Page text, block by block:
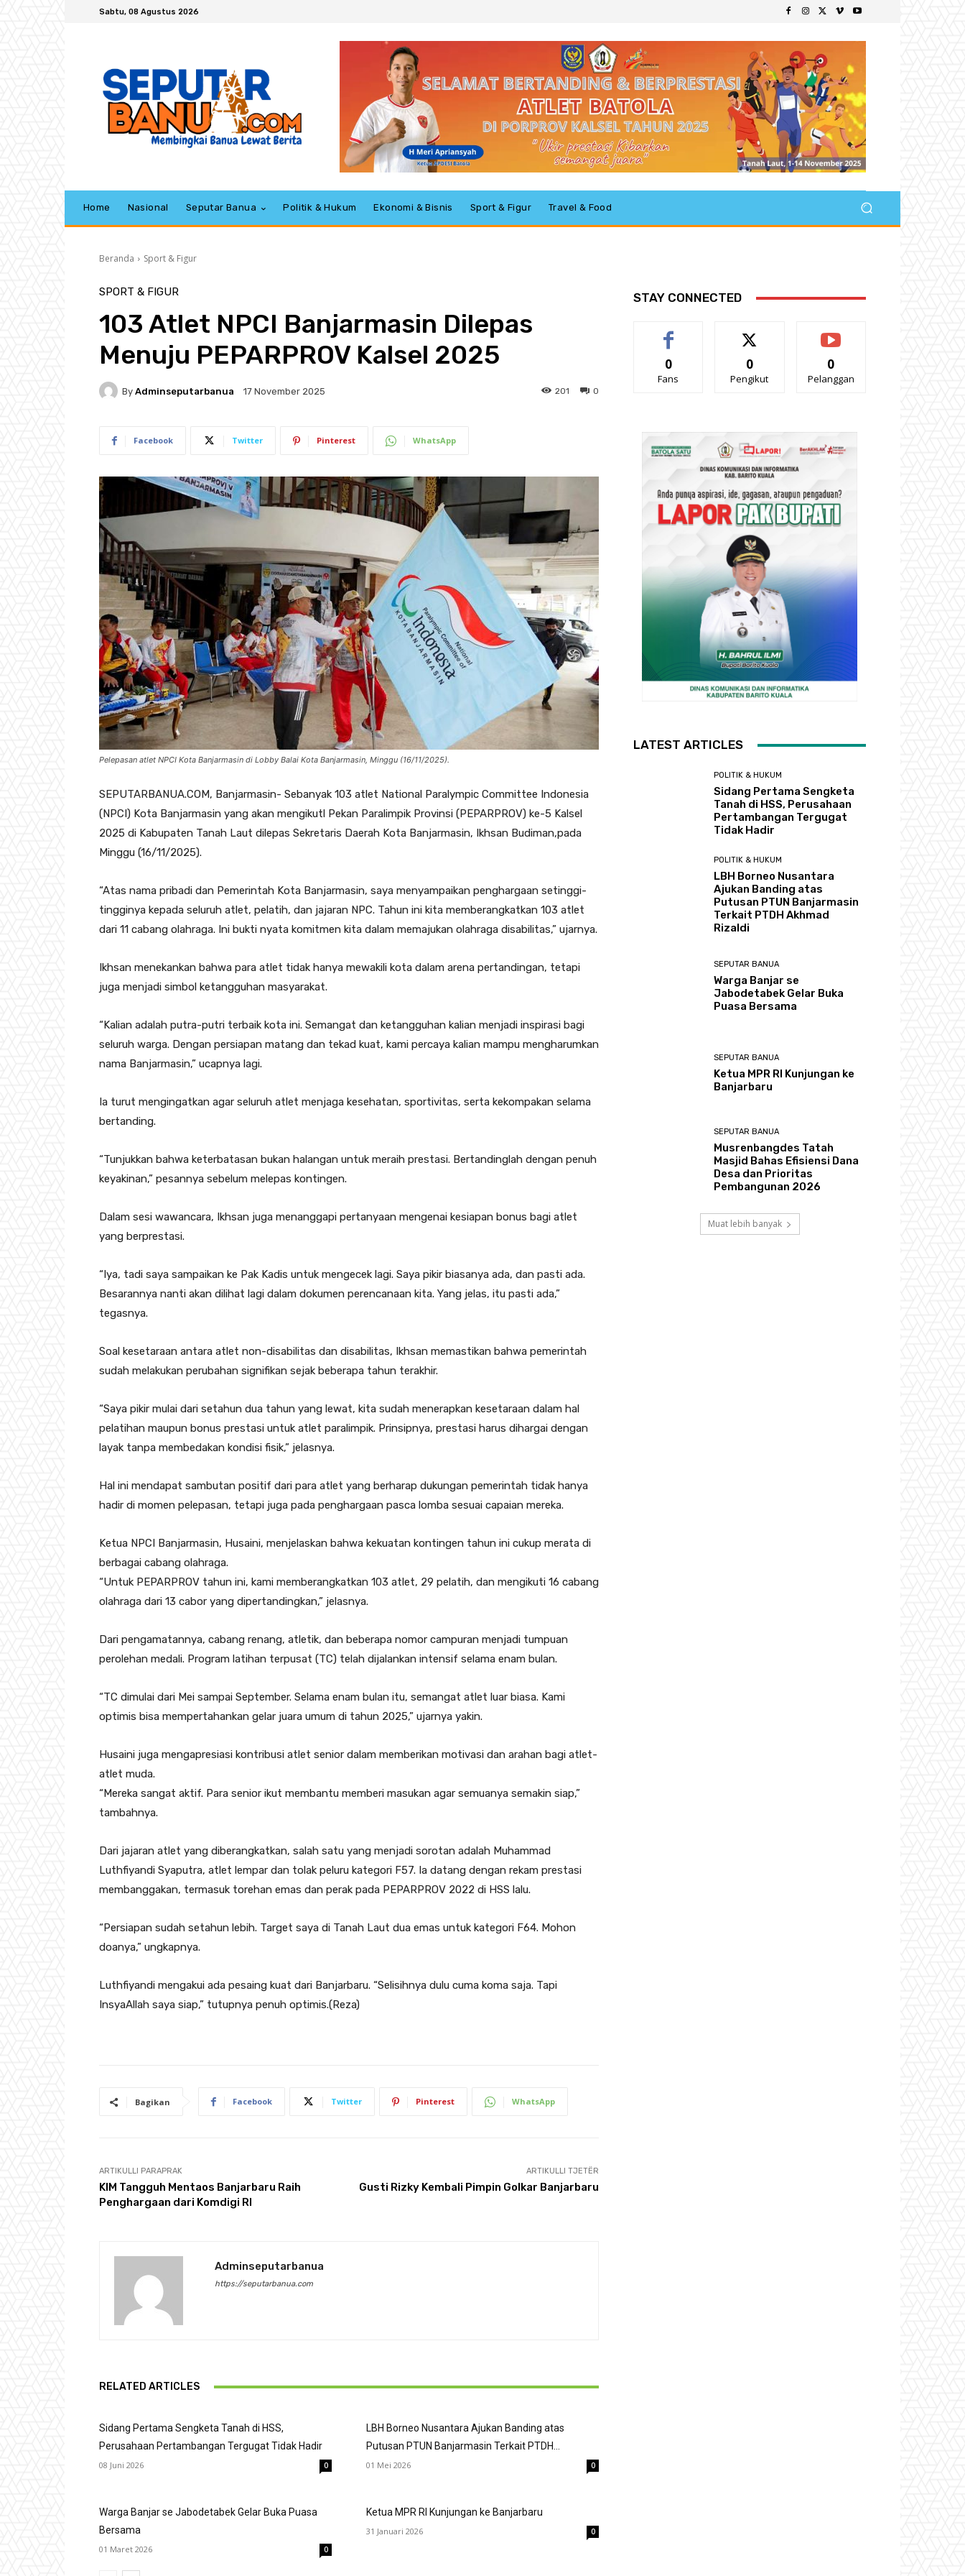
Sabtu, 08 Agustus 2026
Home Nasional Seputar Banua Politik & Hukum Ekonomi & Bisnis Sport & Figur Travel & Food
Beranda Sport & Figur
SPORT & FIGUR
103 Atlet NPCI Banjarmasin Dilepas
Menuju PEPARPROV Kalsel 2025
By Adminseputarbanua 17 November 2025 0
201
Facebook Twitter Pinterest WhatsApp
Pelepasan atlet NPCI Kota Banjarmasin di Lobby Balai Kota Banjarmasin, Minggu (16/11/2025).
SEPUTARBANUA.COM, Banjarmasin- Sebanyak 103 atlet National Paralympic Committee Indonesia
(NPCI) Kota Banjarmasin yang akan mengikutl Pekan Paralimpik Provinsi (PEPARPROV) ke-5 Kalsel
2025 di Kabupaten Tanah Laut dilepas Sekretaris Daerah Kota Banjarmasin, Ikhsan Budiman,pada
Minggu (16/11/2025).
“Atas nama pribadi dan Pemerintah Kota Banjarmasin, saya menyampaikan penghargaan setinggi-
tingginya kepada seluruh atlet, pelatih, dan jajaran NPC. Tahun ini kita memberangkatkan 103 atlet
dari 11 cabang olahraga. Ini bukti nyata komitmen kita dalam memajukan olahraga disabilitas,” ujarnya.
Ikhsan menekankan bahwa para atlet tidak hanya mewakili kota dalam arena pertandingan, tetapi
juga menjadi simbol ketangguhan masyarakat.
“Kalian adalah putra-putri terbaik kota ini. Semangat dan ketangguhan kalian menjadi inspirasi bagi
seluruh warga. Dengan persiapan matang dan tekad kuat, kami percaya kalian mampu mengharumkan
nama Banjarmasin,” ucapnya lagi.
Ia turut mengingatkan agar seluruh atlet menjaga kesehatan, sportivitas, serta kekompakan selama
bertanding.
“Tunjukkan bahwa keterbatasan bukan halangan untuk meraih prestasi. Bertandinglah dengan penuh
keyakinan,” pesannya sebelum melepas kontingen.
Dalam sesi wawancara, Ikhsan juga menanggapi pertanyaan mengenai kesiapan bonus bagi atlet
yang berprestasi.
“Iya, tadi saya sampaikan ke Pak Kadis untuk mengecek lagi. Saya pikir biasanya ada, dan pasti ada.
Besarannya nanti akan dilihat lagi dalam dokumen perencanaan kita. Yang jelas, itu pasti ada,”
tegasnya.
Soal kesetaraan antara atlet non-disabilitas dan disabilitas, Ikhsan memastikan bahwa pemerintah
sudah melakukan perubahan signifikan sejak beberapa tahun terakhir.
“Saya pikir mulai dari setahun dua tahun yang lewat, kita sudah menerapkan kesetaraan dalam hal
pelatihan maupun bonus prestasi untuk atlet paralimpik. Prinsipnya, prestasi harus dihargai dengan
layak tanpa membedakan kondisi fisik,” jelasnya.
Hal ini mendapat sambutan positif dari para atlet yang berharap dukungan pemerintah tidak hanya
hadir di momen pelepasan, tetapi juga pada penghargaan pasca lomba sesuai capaian mereka.
Ketua NPCI Banjarmasin, Husaini, menjelaskan bahwa kekuatan kontingen tahun ini cukup merata di
berbagai cabang olahraga.
“Untuk PEPARPROV tahun ini, kami memberangkatkan 103 atlet, 29 pelatih, dan mengikuti 16 cabang
olahraga dari 13 cabor yang dipertandingkan,” jelasnya.
Dari pengamatannya, cabang renang, atletik, dan beberapa nomor campuran menjadi tumpuan
perolehan medali. Program latihan terpusat (TC) telah dijalankan intensif selama enam bulan.
“TC dimulai dari Mei sampai September. Selama enam bulan itu, semangat atlet luar biasa. Kami
optimis bisa mempertahankan gelar juara umum di tahun 2025,” ujarnya yakin.
Husaini juga mengapresiasi kontribusi atlet senior dalam memberikan motivasi dan arahan bagi atlet-
atlet muda.
“Mereka sangat aktif. Para senior ikut membantu memberi masukan agar semuanya semakin siap,”
tambahnya.
Dari jajaran atlet yang diberangkatkan, salah satu yang menjadi sorotan adalah Muhammad
Luthfiyandi Syaputra, atlet lempar dan tolak peluru kategori F57. Ia datang dengan rekam prestasi
membanggakan, termasuk torehan emas dan perak pada PEPARPROV 2022 di HSS lalu.
“Persiapan sudah setahun lebih. Target saya di Tanah Laut dua emas untuk kategori F64. Mohon
doanya,” ungkapnya.
Luthfiyandi mengakui ada pesaing kuat dari Banjarbaru. “Selisihnya dulu cuma koma saja. Tapi
InsyaAllah saya siap,” tutupnya penuh optimis.(Reza)
Bagikan Facebook Twitter Pinterest WhatsApp
ARTIKULLI PARAPRAK
KIM Tangguh Mentaos Banjarbaru Raih
Penghargaan dari Komdigi RI
ARTIKULLI TJETËR
Gusti Rizky Kembali Pimpin Golkar Banjarbaru
Adminseputarbanua
https://seputarbanua.com
RELATED ARTICLES
Sidang Pertama Sengketa Tanah di HSS,
Perusahaan Pertambangan Tergugat Tidak Hadir
08 Juni 2026 0
LBH Borneo Nusantara Ajukan Banding atas
Putusan PTUN Banjarmasin Terkait PTDH...
01 Mei 2026 0
Warga Banjar se Jabodetabek Gelar Buka Puasa
Bersama
01 Maret 2026 0
Ketua MPR RI Kunjungan ke Banjarbaru
31 Januari 2026 0
STAY CONNECTED
0
Fans
0
Pengikut
0
Pelanggan
LATEST ARTICLES
POLITIK & HUKUM
Sidang Pertama Sengketa
Tanah di HSS, Perusahaan
Pertambangan Tergugat
Tidak Hadir
POLITIK & HUKUM
LBH Borneo Nusantara
Ajukan Banding atas
Putusan PTUN Banjarmasin
Terkait PTDH Akhmad
Rizaldi
SEPUTAR BANUA
Warga Banjar se
Jabodetabek Gelar Buka
Puasa Bersama
SEPUTAR BANUA
Ketua MPR RI Kunjungan ke
Banjarbaru
SEPUTAR BANUA
Musrenbangdes Tatah
Masjid Bahas Efisiensi Dana
Desa dan Prioritas
Pembangunan 2026
Muat lebih banyak